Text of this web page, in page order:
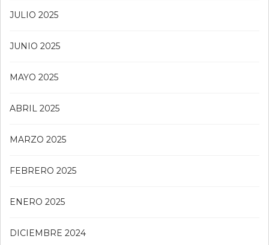
JULIO 2025
JUNIO 2025
MAYO 2025
ABRIL 2025
MARZO 2025
FEBRERO 2025
ENERO 2025
DICIEMBRE 2024